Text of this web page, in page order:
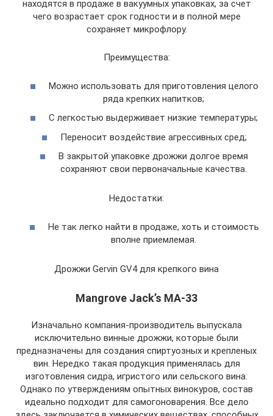
находятся в продаже в вакуумных упаковках, за счет
чего возрастает срок годности и в полной мере
сохраняет микрофлору.
Преимущества:
Можно использовать для приготовления целого
ряда крепких напитков;
С легкостью выдерживает низкие температуры;
Переносит воздействие агрессивных сред;
В закрытой упаковке дрожжи долгое время
сохраняют свои первоначальные качества.
Недостатки:
Не так легко найти в продаже, хоть и стоимость
вполне приемлемая.
Дрожжи Gervin GV4 для крепкого вина
Mangrove Jack’s MA-33
Изначально компания-производитель выпускала
исключительно винные дрожжи, которые были
предназначены для создания спиртуозных и крепленых
вин. Нередко такая продукция применялась для
изготовления сидра, игристого или сельского вина.
Однако по утверждениям опытных винокуров, состав
идеально подходит для самогоноварения. Все дело